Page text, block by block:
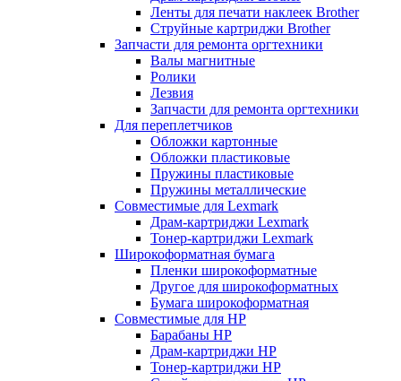
Ленты для печати наклеек Brother
Струйные картриджи Brother
Запчасти для ремонта оргтехники
Валы магнитные
Ролики
Лезвия
Запчасти для ремонта оргтехники
Для переплетчиков
Обложки картонные
Обложки пластиковые
Пружины пластиковые
Пружины металлические
Совместимые для Lexmark
Драм-картриджи Lexmark
Тонер-картриджи Lexmark
Широкоформатная бумага
Пленки широкоформатные
Другое для широкоформатных
Бумага широкоформатная
Совместимые для HP
Барабаны HP
Драм-картриджи HP
Тонер-картриджи HP